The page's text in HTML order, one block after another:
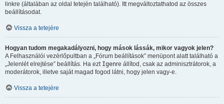
linkre (általában az oldal tetején található). Itt megváltoztathatod az összes
beállításodat.
Vissza a tetejére
Hogyan tudom megakadályozni, hogy mások lássák, mikor vagyok jelen?
A Felhasználói vezérlőpultban a „Fórum beállítások” menüpont alatt található a
„Jelenlét elrejtése” beállítás. Ha ezt Igenre állítod, csak az adminisztrátorok, a
moderátorok, illetve saját magad fogod látni, hogy jelen vagy-e.
Vissza a tetejére